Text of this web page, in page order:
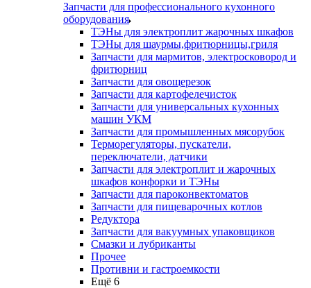
Запчасти для профессионального кухонного
оборудования
ТЭНы для электроплит жарочных шкафов
ТЭНы для шаурмы,фритюрницы,гриля
Запчасти для мармитов, электросковород и
фритюрниц
Запчасти для овощерезок
Запчасти для картофелечисток
Запчасти для универсальных кухонных
машин УКМ
Запчасти для промышленных мясорубок
Терморегуляторы, пускатели,
переключатели, датчики
Запчасти для электроплит и жарочных
шкафов конфорки и ТЭНы
Запчасти для пароконвектоматов
Запчасти для пищеварочных котлов
Редуктора
Запчасти для вакуумных упаковщиков
Смазки и лубриканты
Прочее
Противни и гастроемкости
Ещё 6